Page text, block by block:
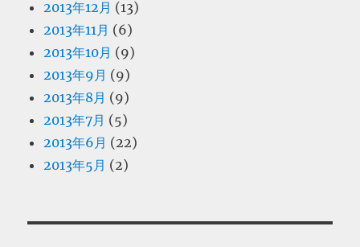
2013年12月 (13)
2013年11月 (6)
2013年10月 (9)
2013年9月 (9)
2013年8月 (9)
2013年7月 (5)
2013年6月 (22)
2013年5月 (2)